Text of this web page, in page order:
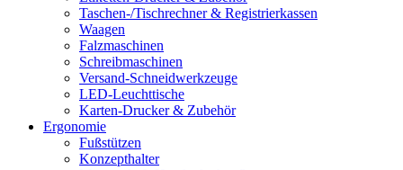
Taschen-/Tischrechner & Registrierkassen
Waagen
Falzmaschinen
Schreibmaschinen
Versand-Schneidwerkzeuge
LED-Leuchttische
Karten-Drucker & Zubehör
Ergonomie
Fußstützen
Konzepthalter